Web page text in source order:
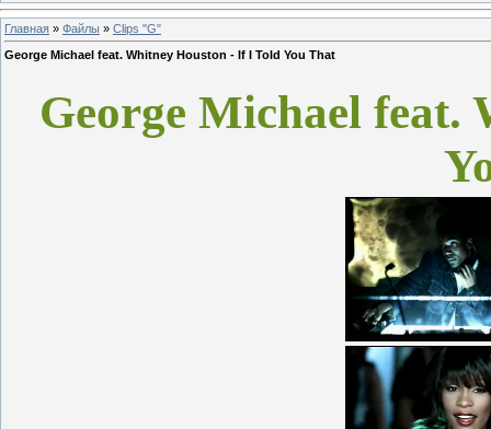
Главная » Файлы » Clips "G"
George Michael feat. Whitney Houston - If I Told You That
George Michael